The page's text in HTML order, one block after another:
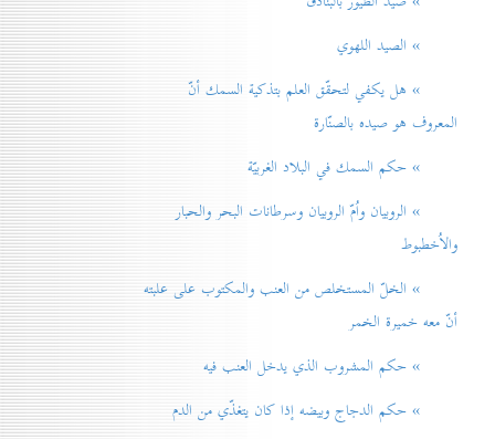
» الصيد اللهوي
» هل يكفي لتحقّق العلم بتذكية السمك أنّ
المعروف هو صيده بالصنّارة
» حكم السمك في البلاد الغربيّة
» الروبيان واُمّ الروبيان وسرطانات البحر والحبار
والاُخطبوط
» الخلّ المستخلص من العنب والمكتوب على علبته
أنّ معه خميرة الخمر
» حكم المشروب الذي يدخل العنب فيه
» حكم الدجاج وبيضه إذا كان يتغذّي من الدم